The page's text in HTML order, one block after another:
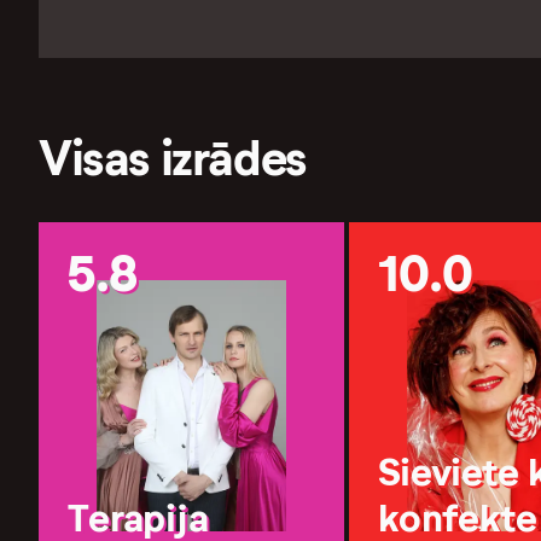
Visas izrādes
5.8
Terapija
10.0
Sieviete
konfekte